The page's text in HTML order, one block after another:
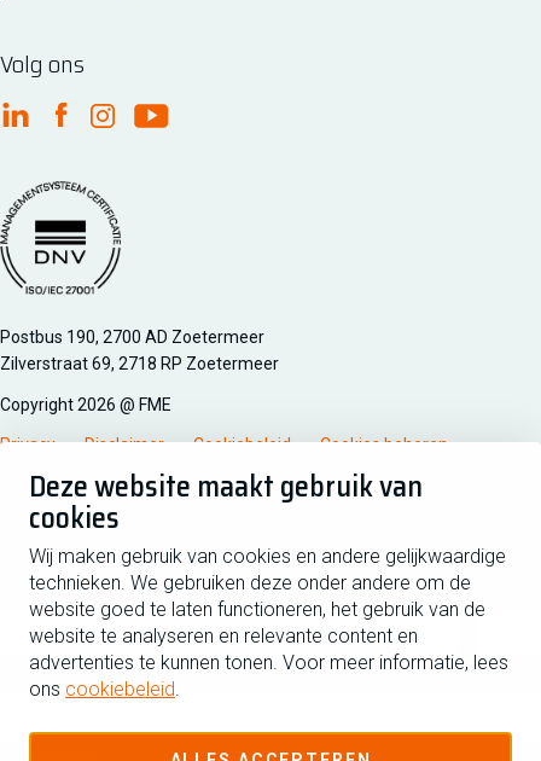
Deze website maakt gebruik van
cookies
Wij maken gebruik van cookies en andere gelijkwaardige
technieken. We gebruiken deze onder andere om de
website goed te laten functioneren, het gebruik van de
website te analyseren en relevante content en
advertenties te kunnen tonen. Voor meer informatie, lees
ons cookiebeleid.
Volg ons
FME Linkedin
FME Facebook
FME Instagram
FME Youtube
Managementsyteem certificatie DNV iso/iec 27001
Postbus 190, 2700 AD Zoetermeer
Zilverstraat 69, 2718 RP Zoetermeer
Copyright 2026 @ FME
Privacy Disclaimer Cookiebeleid Cookies beheren
Schrijf je in voor de nieuwsbrief
Voornaam
Achternaam